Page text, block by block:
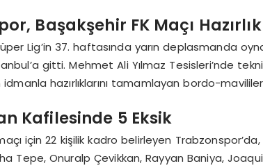
Başakşehir FK Maçı
Lig’in 37. haftasında yarın deplasmanda
gitti. Mehmet Ali Yılmaz Tesisleri’nde
hazırlıklarını tamamlayan bordo-
Kafilesinde 5 Eksik
için 22 kişilik kadro belirleyen
Tepe, Onuralp Çevikkan, Rayyan Baniya,